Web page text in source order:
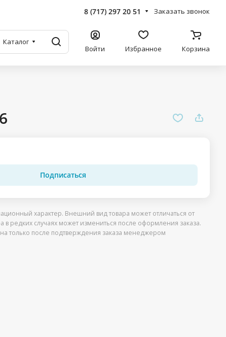
8 (717) 297 20 51 Заказать звонок
Каталог
Войти Избранное Корзина
Подписаться
характер. Внешний вид товара может отличаться от
в редких случаях может измениться после оформления заказа.
только после подтверждения заказа менеджером